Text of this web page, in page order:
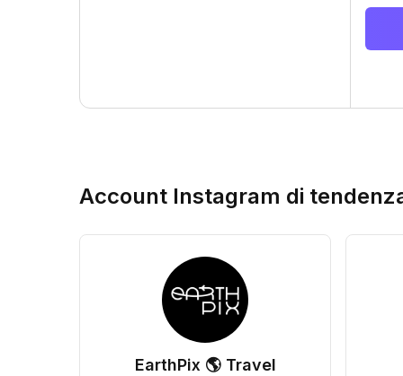
Account Instagram di
EarthPix 🌎 Travel